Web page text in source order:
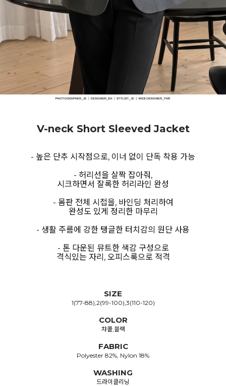
V-neck Short Sleeved Jacket
- 높은 단추 시작점으로, 이너 없이 단독 착용 가능
- 허리선을 살짝 잡아줘,
시크하면서 잘록한 허리라인 완성
- 몸판 전체 시접을, 바인딩 처리하여
완성도 있게 정리한 마무리
- 생활 주름에 강한 탱글한 터치감의 원단 사용
- 톤 다운된 뮤트한 색감 구성으로
격식있는 자리, 오피스룩으로 적격
SIZE
1(77-88),2(99-100),3(110-120)
COLOR
챠콜,블랙
FABRIC
Polyester 82%, Nylon 18%
WASHING
드라이클리닝